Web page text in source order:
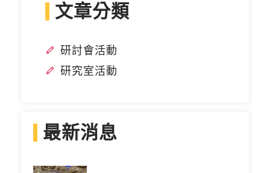
文章分類
研討會活動
研究室活動
最新消息